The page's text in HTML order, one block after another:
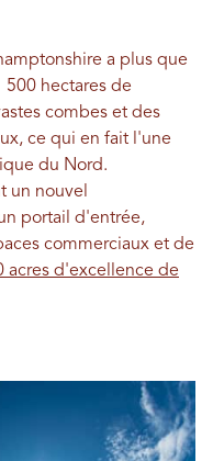
a plus que
hectares de
combes et des
ce qui en fait l'une
du Nord.
un nouvel
portail d'entrée,
commerciaux et de
acres d'excellence de